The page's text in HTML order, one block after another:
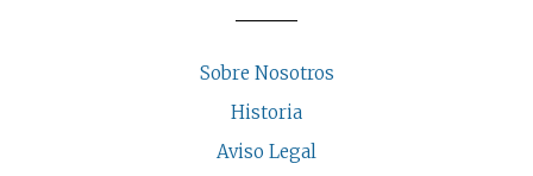
Sobre Nosotros
Historia
Aviso Legal